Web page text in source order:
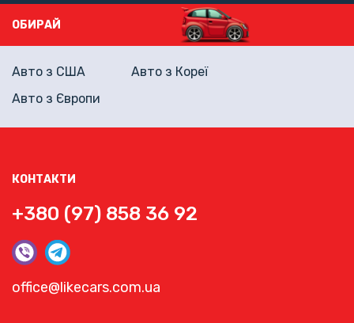
КОНТАКТИ
+380 (97) 858 36 92
office@likecars.com.ua
ОБИРАЙ
Авто з США
Авто з Кореї
Авто з Європи